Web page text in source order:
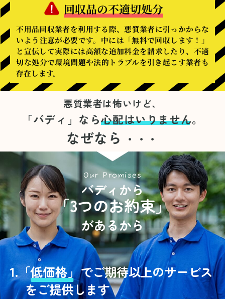
回収品の不適切処分
不用品回収業者を利用する際、悪質業者に引っかからな
いよう注意が必要です。中には「無料で回収します！」
と宣伝して実際には高額な追加料金を請求したり、不適
切な処分で環境問題や法的トラブルを引き起こす業者も
存在します。
悪質業者は怖いけど、
「バディ」なら心配はいりません。
なぜなら ・・・
Our Promises
バディから
「3つのお約束」
があるから
1.「低価格」でご期待以上のサービス
をご提供します